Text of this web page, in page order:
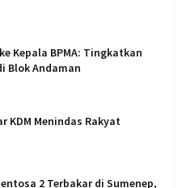
Kepala BPMA: Tingkatkan
Blok Andaman
KDM Menindas Rakyat
2 Terbakar di Sumenep,